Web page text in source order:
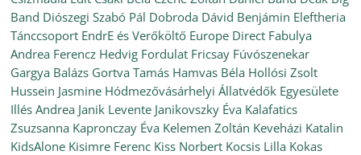
Band Diószegi Szabó Pál Dobroda Dávid Benjámin Eleftheria
Tánccsoport EndrE és Verőköltő Europe Direct Fabulya
Andrea Ferencz Hedvig Fordulat Fricsay Fúvószenekar
Gargya Balázs Gortva Tamás Hamvas Béla Hollósi Zsolt
Hussein Jasmine Hódmezővásárhelyi Állatvédők Egyesülete
Illés Andrea Janik Levente Janikovszky Éva Kalafatics
Zsuzsanna Kapronczay Éva Kelemen Zoltán Keveházi Katalin
KidsAlone Kisimre Ferenc Kiss Norbert Kocsis Lilla Kokas